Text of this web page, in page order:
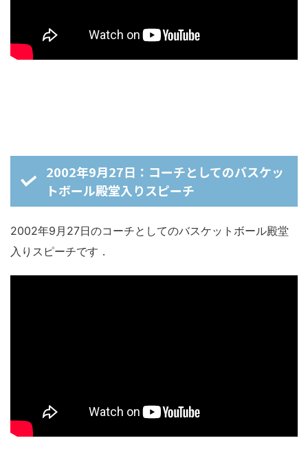
2002年9月27日：コーチとしてのバスケッ
トボール殿堂入りスピーチ
2002年9月27日のコーチとしてのバスケットボール殿堂
入りスピーチです．